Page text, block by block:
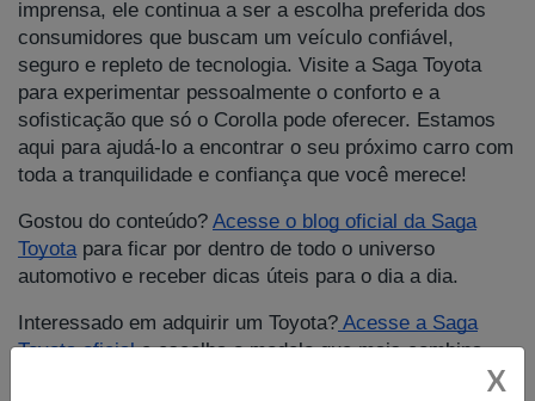
imprensa, ele continua a ser a escolha preferida dos
consumidores que buscam um veículo confiável,
seguro e repleto de tecnologia. Visite a Saga Toyota
para experimentar pessoalmente o conforto e a
sofisticação que só o Corolla pode oferecer. Estamos
aqui para ajudá-lo a encontrar o seu próximo carro com
toda a tranquilidade e confiança que você merece!
Gostou do conteúdo? Acesse o blog oficial da Saga
Toyota para ficar por dentro de todo o universo
automotivo e receber dicas úteis para o dia a dia.
Interessado em adquirir um Toyota? Acesse a Saga
Toyota oficiale escolha o modelo que mais combina
X